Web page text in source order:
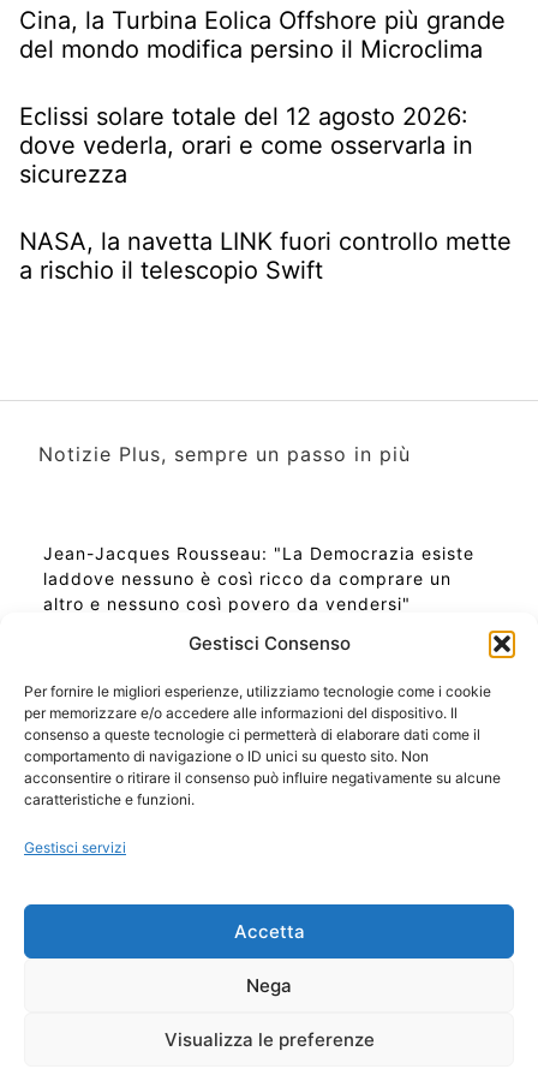
Gestisci Consenso
Per fornire le migliori esperienze, utilizziamo tecnologie come i cookie
per memorizzare e/o accedere alle informazioni del dispositivo. Il
consenso a queste tecnologie ci permetterà di elaborare dati come il
comportamento di navigazione o ID unici su questo sito. Non
acconsentire o ritirare il consenso può influire negativamente su alcune
caratteristiche e funzioni.
Gestisci servizi
Accetta
Nega
Visualizza le preferenze
Cina, la Turbina Eolica Offshore più grande
del mondo modifica persino il Microclima
Eclissi solare totale del 12 agosto 2026:
dove vederla, orari e come osservarla in
sicurezza
NASA, la navetta LINK fuori controllo mette
a rischio il telescopio Swift
Notizie Plus, sempre un passo in più
Jean-Jacques Rousseau: "La Democrazia esiste
laddove nessuno è così ricco da comprare un
altro e nessuno così povero da vendersi"
Ora Esatta in Italia in questo momento
Ti Senti Strano Ultimamente? Potrebbe Essere per
la Risonanza di Schumann
Come Sapere Se Stai Ascendendo alla Quinta
Copyright 2026 NotiziePlus.com
📰 Contenuto Umano Verificato
Privacy Coockie
Pubblicità